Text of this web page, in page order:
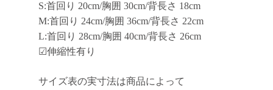
S:首回り 20cm/胸囲 30cm/背長さ 18cm
M:首回り 24cm/胸囲 36cm/背長さ 22cm
L:首回り 28cm/胸囲 40cm/背長さ 26cm
☑伸縮性有り
サイズ表の実寸法は商品によって